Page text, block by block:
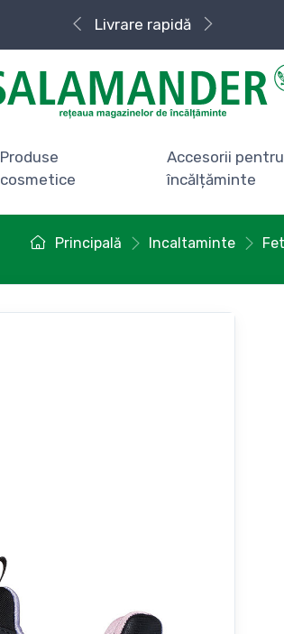
Livrare rapidă
Produse
cosmetice
Accesorii pentru
încălțăminte
Principală Incaltaminte